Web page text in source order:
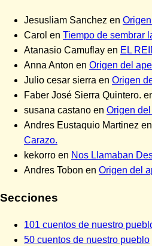
Jesusliam Sanchez en
Carol en Tiempo de sembrar
Atanasio Camuflay en EL
Anna Anton en Origen del
Julio cesar sierra en Origen
Faber José Sierra Quintero.
susana castano en Origen
Andres Eustaquio Martinez en
Carazo.
kekorro en Nos Llamaban
Andres Tobon en Origen del
Secciones
101 cuentos de nuestro
50 cuentos de nuestro pueblo